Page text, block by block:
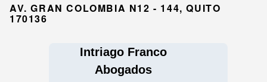
AV. GRAN COLOMBIA N12 - 144, QUITO
170136
Intriago Franco
Abogados